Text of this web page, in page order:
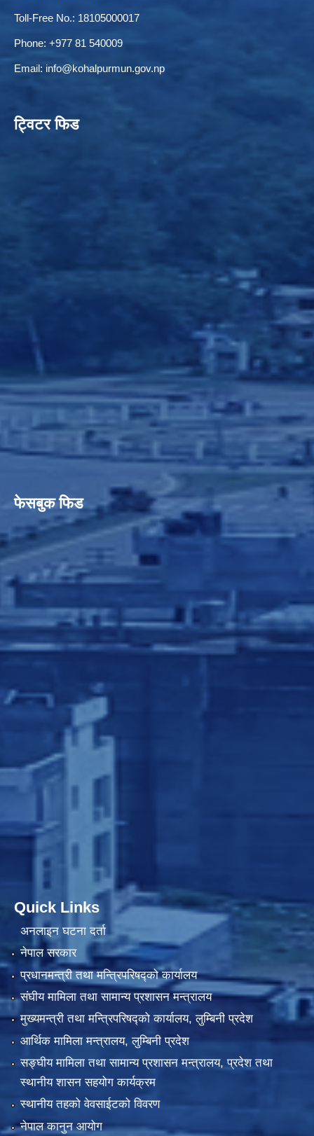
Toll-Free No.: 18105000017
Phone: +977 81 540009
Email: info@kohalpurmun.gov.np
ट्विटर फिड
फेसबुक फिड
Quick Links
अनलाइन घटना दर्ता
नेपाल सरकार
प्रधानमन्त्री तथा मन्त्रिपरिषद्को कार्यालय
संघीय मामिला तथा सामान्य प्रशासन मन्त्रालय
मुख्यमन्त्री तथा मन्त्रिपरिषद्को कार्यालय, लुम्बिनी प्रदेश
आर्थिक मामिला मन्त्रालय, लुम्बिनी प्रदेश
सङ्घीय मामिला तथा सामान्य प्रशासन मन्त्रालय, प्रदेश तथा
स्थानीय शासन सहयोग कार्यक्रम
स्थानीय तहको वेवसाईटको विवरण
नेपाल कानुन आयोग